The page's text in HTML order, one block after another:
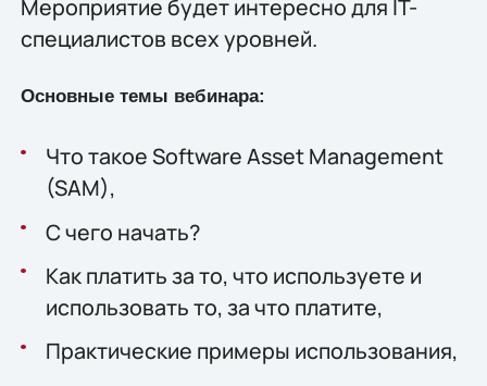
Мероприятие будет интересно для IT-
специалистов всех уровней.
Основные темы вебинара:
Что такое Software Asset Management
(SAM),
С чего начать?
Как платить за то, что используете и
использовать то, за что платите,
Практические примеры использования,